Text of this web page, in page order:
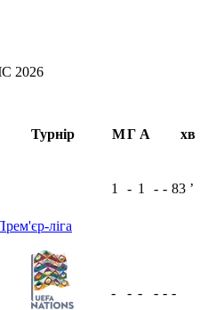
2026
Турнір МГ А хв
ліга
1 - 1 - - 83 ʼ
- - - - - -